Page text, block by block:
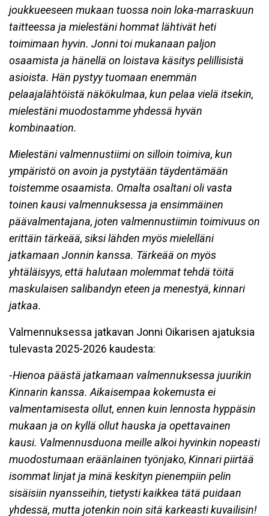
joukkueeseen mukaan tuossa noin loka-marraskuun
taitteessa ja mielestäni hommat lähtivät heti
toimimaan hyvin. Jonni toi mukanaan paljon
osaamista ja hänellä on loistava käsitys pelillisistä
asioista. Hän pystyy tuomaan enemmän
pelaajalähtöistä näkökulmaa, kun pelaa vielä itsekin,
mielestäni muodostamme yhdessä hyvän
kombinaation.
Mielestäni valmennustiimi on silloin toimiva, kun
ympäristö on avoin ja pystytään täydentämään
toistemme osaamista. Omalta osaltani oli vasta
toinen kausi valmennuksessa ja ensimmäinen
päävalmentajana, joten valmennustiimin toimivuus on
erittäin tärkeää, siksi lähden myös mielelläni
jatkamaan Jonnin kanssa. Tärkeää on myös
yhtäläisyys, että halutaan molemmat tehdä töitä
maskulaisen salibandyn eteen ja menestyä, kinnari
jatkaa.
Valmennuksessa jatkavan Jonni Oikarisen ajatuksia
tulevasta 2025-2026 kaudesta:
-Hienoa päästä jatkamaan valmennuksessa juurikin
Kinnarin kanssa. Aikaisempaa kokemusta ei
valmentamisesta ollut, ennen kuin lennosta hyppäsin
mukaan ja on kyllä ollut hauska ja opettavainen
kausi. Valmennusduona meille alkoi hyvinkin nopeasti
muodostumaan eräänlainen työnjako, Kinnari piirtää
isommat linjat ja minä keskityn pienempiin pelin
sisäisiin nyansseihin, tietysti kaikkea tätä puidaan
yhdessä, mutta jotenkin noin sitä karkeasti kuvailisin!